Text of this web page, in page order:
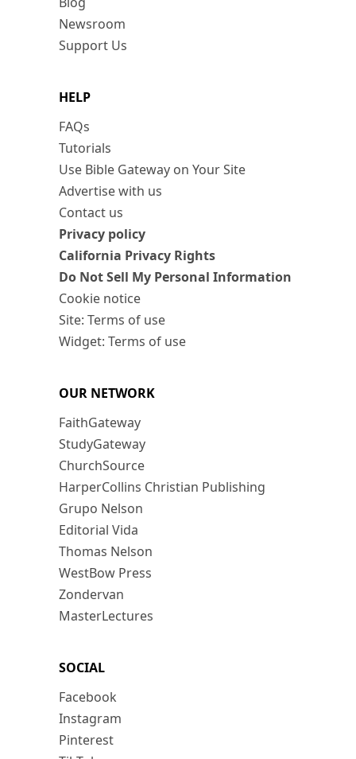
Newsroom
Support Us
HELP
FAQs
Tutorials
Use Bible Gateway on Your Site
Advertise with us
Contact us
Privacy policy
California Privacy Rights
Do Not Sell My Personal Information
Cookie notice
Site: Terms of use
Widget: Terms of use
OUR NETWORK
FaithGateway
StudyGateway
ChurchSource
HarperCollins Christian Publishing
Grupo Nelson
Editorial Vida
Thomas Nelson
WestBow Press
Zondervan
MasterLectures
SOCIAL
Facebook
Instagram
Pinterest